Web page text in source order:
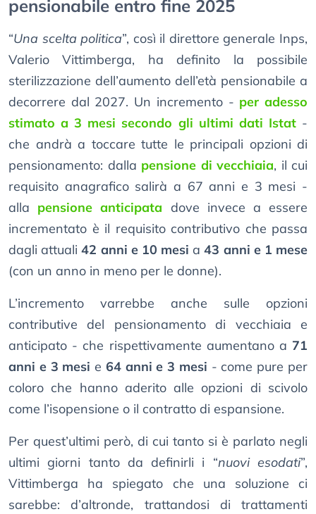
pensionabile entro fine 2025
“Una scelta politica”, così il direttore generale Inps,
Valerio Vittimberga, ha definito la possibile
sterilizzazione dell’aumento dell’età pensionabile a
decorrere dal 2027. Un incremento - per adesso
stimato a 3 mesi secondo gli ultimi dati Istat-
che andrà a toccare tutte le principali opzioni di
pensionamento: dalla pensione di vecchiaia, il cui
requisito anagrafico salirà a 67 anni e 3 mesi -
alla pensione anticipata dove invece a essere
incrementato è il requisito contributivo che passa
dagli attuali42 anni e 10 mesi a43 anni e 1 mese
(con un anno in meno per le donne).
L’incremento varrebbe anche sulle opzioni
contributive del pensionamento di vecchiaia e
anticipato - che rispettivamente aumentano a 71
anni e 3 mesi e 64 anni e 3 mesi - come pure per
coloro che hanno aderito alle opzioni di scivolo
come l’isopensione o il contratto di espansione.
Per quest’ultimi però, di cui tanto si è parlato negli
ultimi giorni tanto da definirli i “nuovi esodati”,
Vittimberga ha spiegato che una soluzione ci
sarebbe: d’altronde, trattandosi di trattamenti